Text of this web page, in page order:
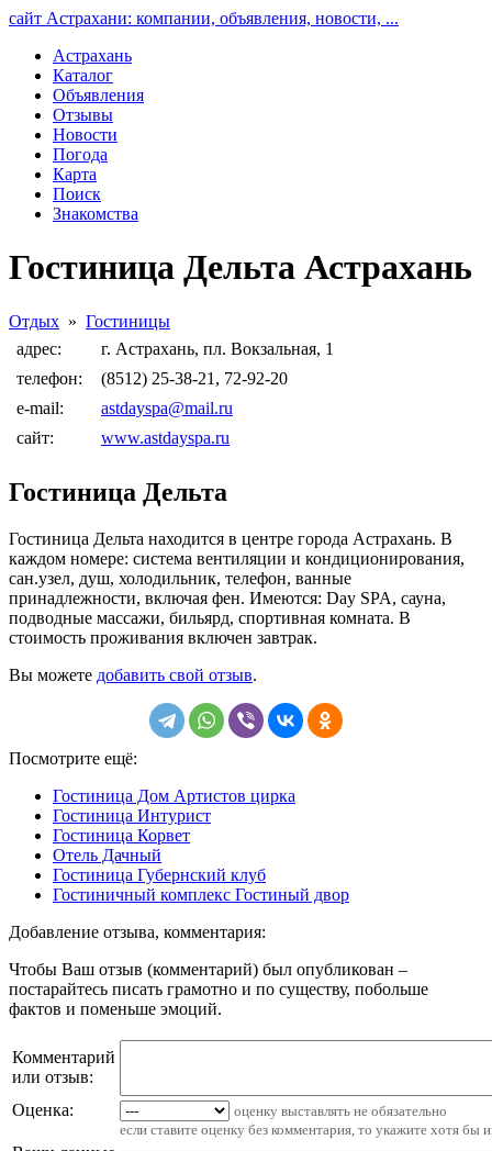
сайт Астрахани: компании, объявления, новости, ...
Астрахань
Каталог
Объявления
Отзывы
Новости
Погода
Карта
Поиск
Знакомства
Гостиница Дельта Астрахань
Отдых » Гостиницы
адрес:
г. Астрахань, пл. Вокзальная, 1
телефон:
(8512) 25-38-21, 72-92-20
e-mail:
astdayspa@mail.ru
сайт:
www.astdayspa.ru
Гостиница Дельта
Гостиница Дельта находится в центре города Астрахань. В
каждом номере: система вентиляции и кондиционирования,
сан.узел, душ, холодильник, телефон, ванные
принадлежности, включая фен. Имеются: Day SPA, сауна,
подводные массажи, бильярд, спортивная комната. В
стоимость проживания включен завтрак.
Вы можете добавить свой отзыв.
Посмотрите ещё:
Гостиница Дом Артистов цирка
Гостиница Интурист
Гостиница Корвет
Отель Дачный
Гостиница Губернский клуб
Гостиничный комплекс Гостиный двор
Добавление отзыва, комментария:
Чтобы Ваш отзыв (комментарий) был опубликован –
постарайтесь писать грамотно и по существу, побольше
фактов и поменьше эмоций.
Комментарий
или отзыв:
Оценка:
оценку выставлять не обязательно
если ставите оценку без комментария, то укажите хотя бы